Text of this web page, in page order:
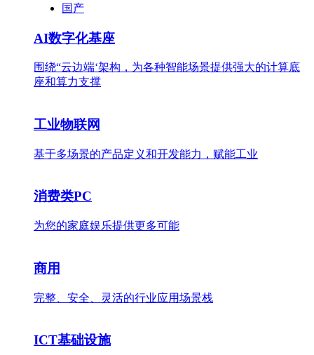
国产
AI数字化基座
围绕“云边端‘架构，为各种智能场景提供强大的计算底
座和算力支撑
工业物联网
基于多场景的产品定义和开发能力，赋能工业
消费类PC
为您的家庭娱乐提供更多可能
商用
完整、安全、灵活的行业应用场景栈
ICT基础设施